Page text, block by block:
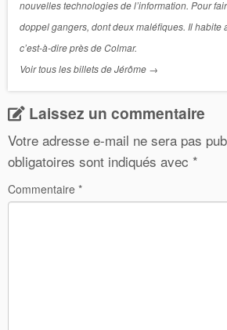
nouvelles technologies de l’information. Pour
doppel gangers, dont deux maléfiques. Il habite
c’est-à-dire près de Colmar.
Voir tous les billets de Jérôme →
Laissez un commentaire
Votre adresse e-mail ne sera pas
obligatoires sont indiqués avec *
Commentaire *